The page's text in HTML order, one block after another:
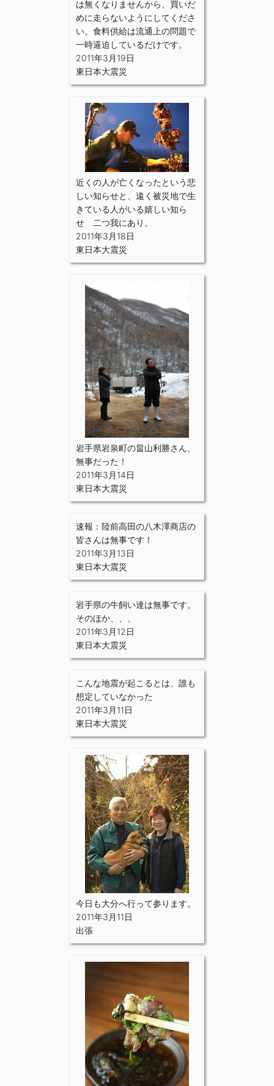
は無くなりませんから、買いだ
めに走らないようにしてくださ
い。食料供給は流通上の問題で
一時逼迫しているだけです。
2011年3月19日
東日本大震災
近くの人が亡くなったという悲
しい知らせと、遠く被災地で生
きている人がいる嬉しい知ら
せ 二つ我にあり。
2011年3月18日
東日本大震災
岩手県岩泉町の畠山利勝さん、
無事だった！
2011年3月14日
東日本大震災
速報：陸前高田の八木澤商店の
皆さんは無事です！
2011年3月13日
東日本大震災
岩手県の牛飼い達は無事です。
そのほか、、、
2011年3月12日
東日本大震災
こんな地震が起こるとは、誰も
想定していなかった
2011年3月11日
東日本大震災
今日も大分へ行って参ります。
2011年3月11日
出張